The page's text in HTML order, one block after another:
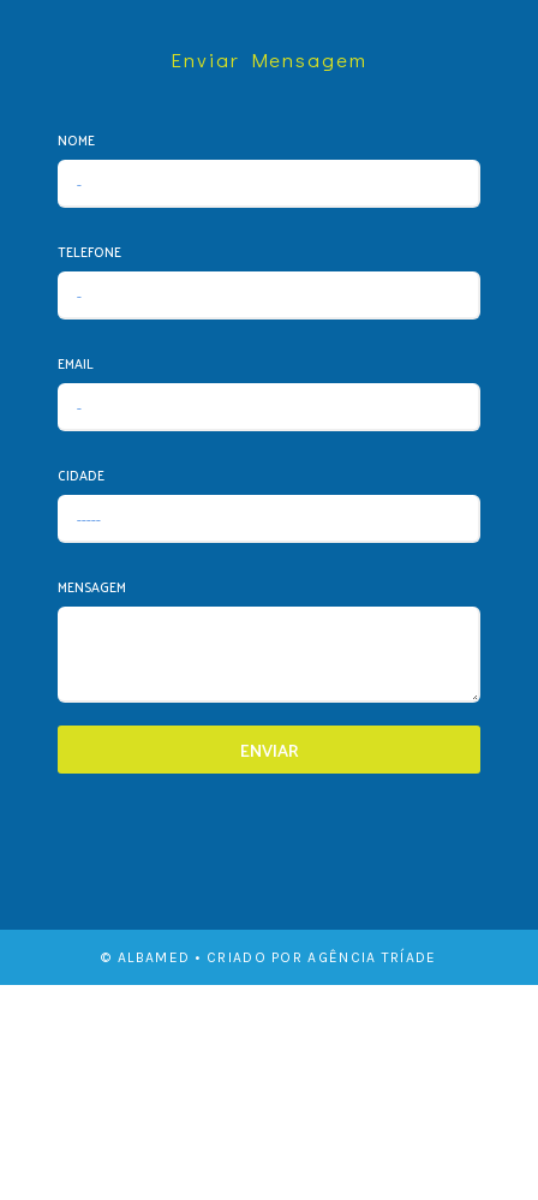
Enviar Mensagem
NOME
TELEFONE
EMAIL
CIDADE
MENSAGEM
ENVIAR
© ALBAMED • CRIADO POR AGÊNCIA TRÍADE